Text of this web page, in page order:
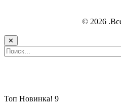
© 2026
✕
Топ Новинка! 9